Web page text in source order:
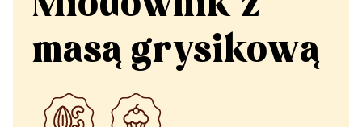
masą grysikową